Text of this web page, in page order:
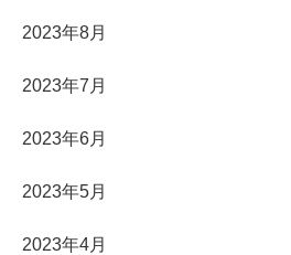
2023年8月
2023年7月
2023年6月
2023年5月
2023年4月